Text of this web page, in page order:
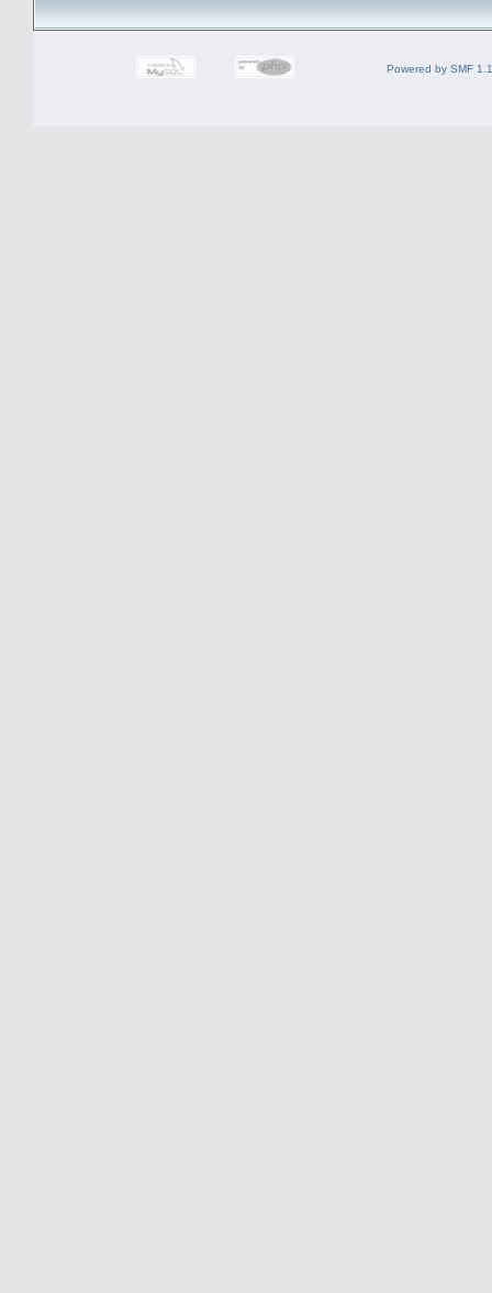
Powered by SMF